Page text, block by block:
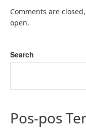
Comments are
open.
Search
Pos-pos